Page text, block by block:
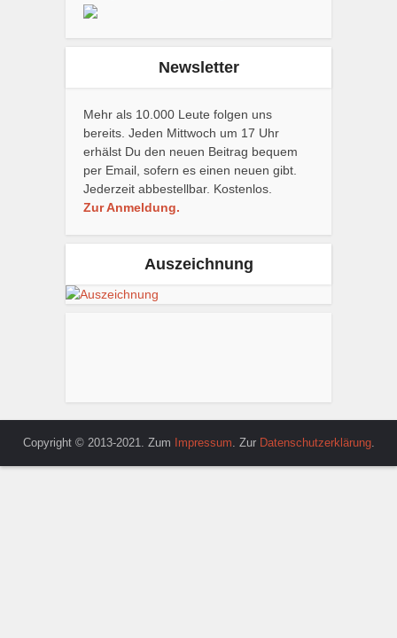
Newsletter
Mehr als 10.000 Leute folgen uns
bereits. Jeden Mittwoch um 17 Uhr
erhälst Du den neuen Beitrag bequem
per Email, sofern es einen neuen gibt.
Jederzeit abbestellbar. Kostenlos.
Zur Anmeldung.
Auszeichnung
Copyright © 2013-2021. Zum Impressum . Zur Datenschutzerklärung.